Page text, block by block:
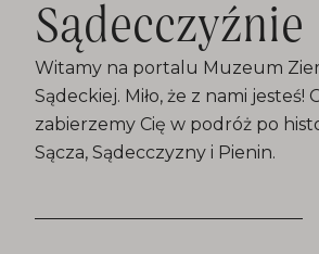
Sądecczyźnie
Witamy na portalu Muzeum
Sądeckiej. Miło, że z nami jesteś!
zabierzemy Cię w podróż po
Sącza, Sądecczyzny i Pienin.